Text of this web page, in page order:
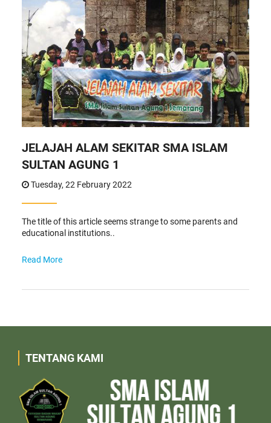
JELAJAH ALAM SEKITAR SMA ISLAM
SULTAN AGUNG 1
Tuesday, 22 February 2022
The title of this article seems strange to some parents and
educational institutions..
Read More
TENTANG KAMI